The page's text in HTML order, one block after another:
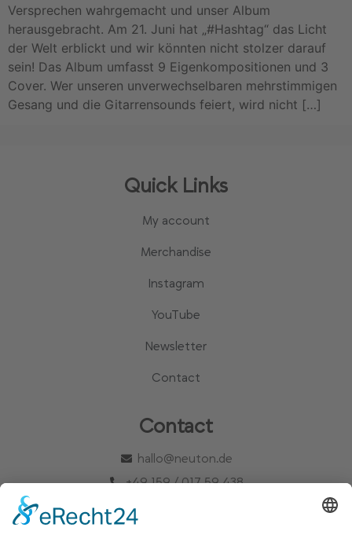
Versprechen wahrgemacht und unser Album
herausgebracht. Am 21. Juni hat „#Hashtag“ das Licht
der Welt erblickt und wir könnten nicht stolzer darauf
sein! Das Album umfasst 9 Eigenkompositionen und 3
Cover. Wer unseren unverwechselbaren mehrstimmigen
Gesang und die Gitarrensounds feiert, wird nicht […]
Quick Links
My account
Merchandise
Instagram
YouTube
Newsletter
Contact
Contact
hallo@neuton.de
+49 159 / 017 59 438